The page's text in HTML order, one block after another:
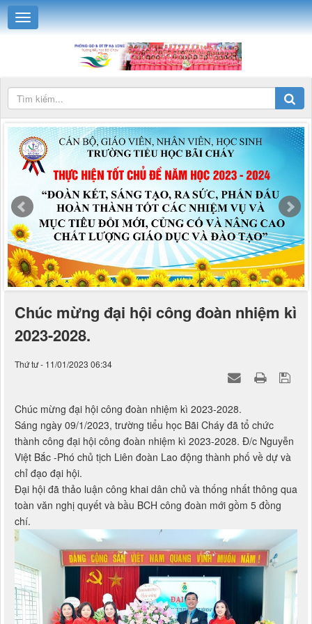
Chúc mừng đại hội công đoàn nhiệm kì
2023-2028.
Thứ tư - 11/01/2023 06:34
Chúc mừng đại hội công đoàn nhiệm kì 2023-2028.
Sáng ngày 09/1/2023, trường tiểu học Bãi Cháy đã tổ chức
thành công đại hội công đoàn nhiệm kì 2023-2028. Đ/c Nguyễn
Việt Bắc -Phó chủ tịch Liên đoàn Lao động thành phố về dự và
chỉ đạo đại hội.
Đại hội đã thảo luận công khai dân chủ và thống nhất thông qua
toàn văn nghị quyết và bầu BCH công đoàn mới gồm 5 đồng
chí.